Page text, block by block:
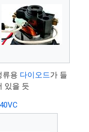
류용 다이오드가 들
있을 듯